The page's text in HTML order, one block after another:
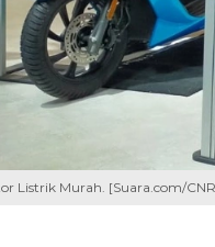
Listrik Murah. [Suara.com/